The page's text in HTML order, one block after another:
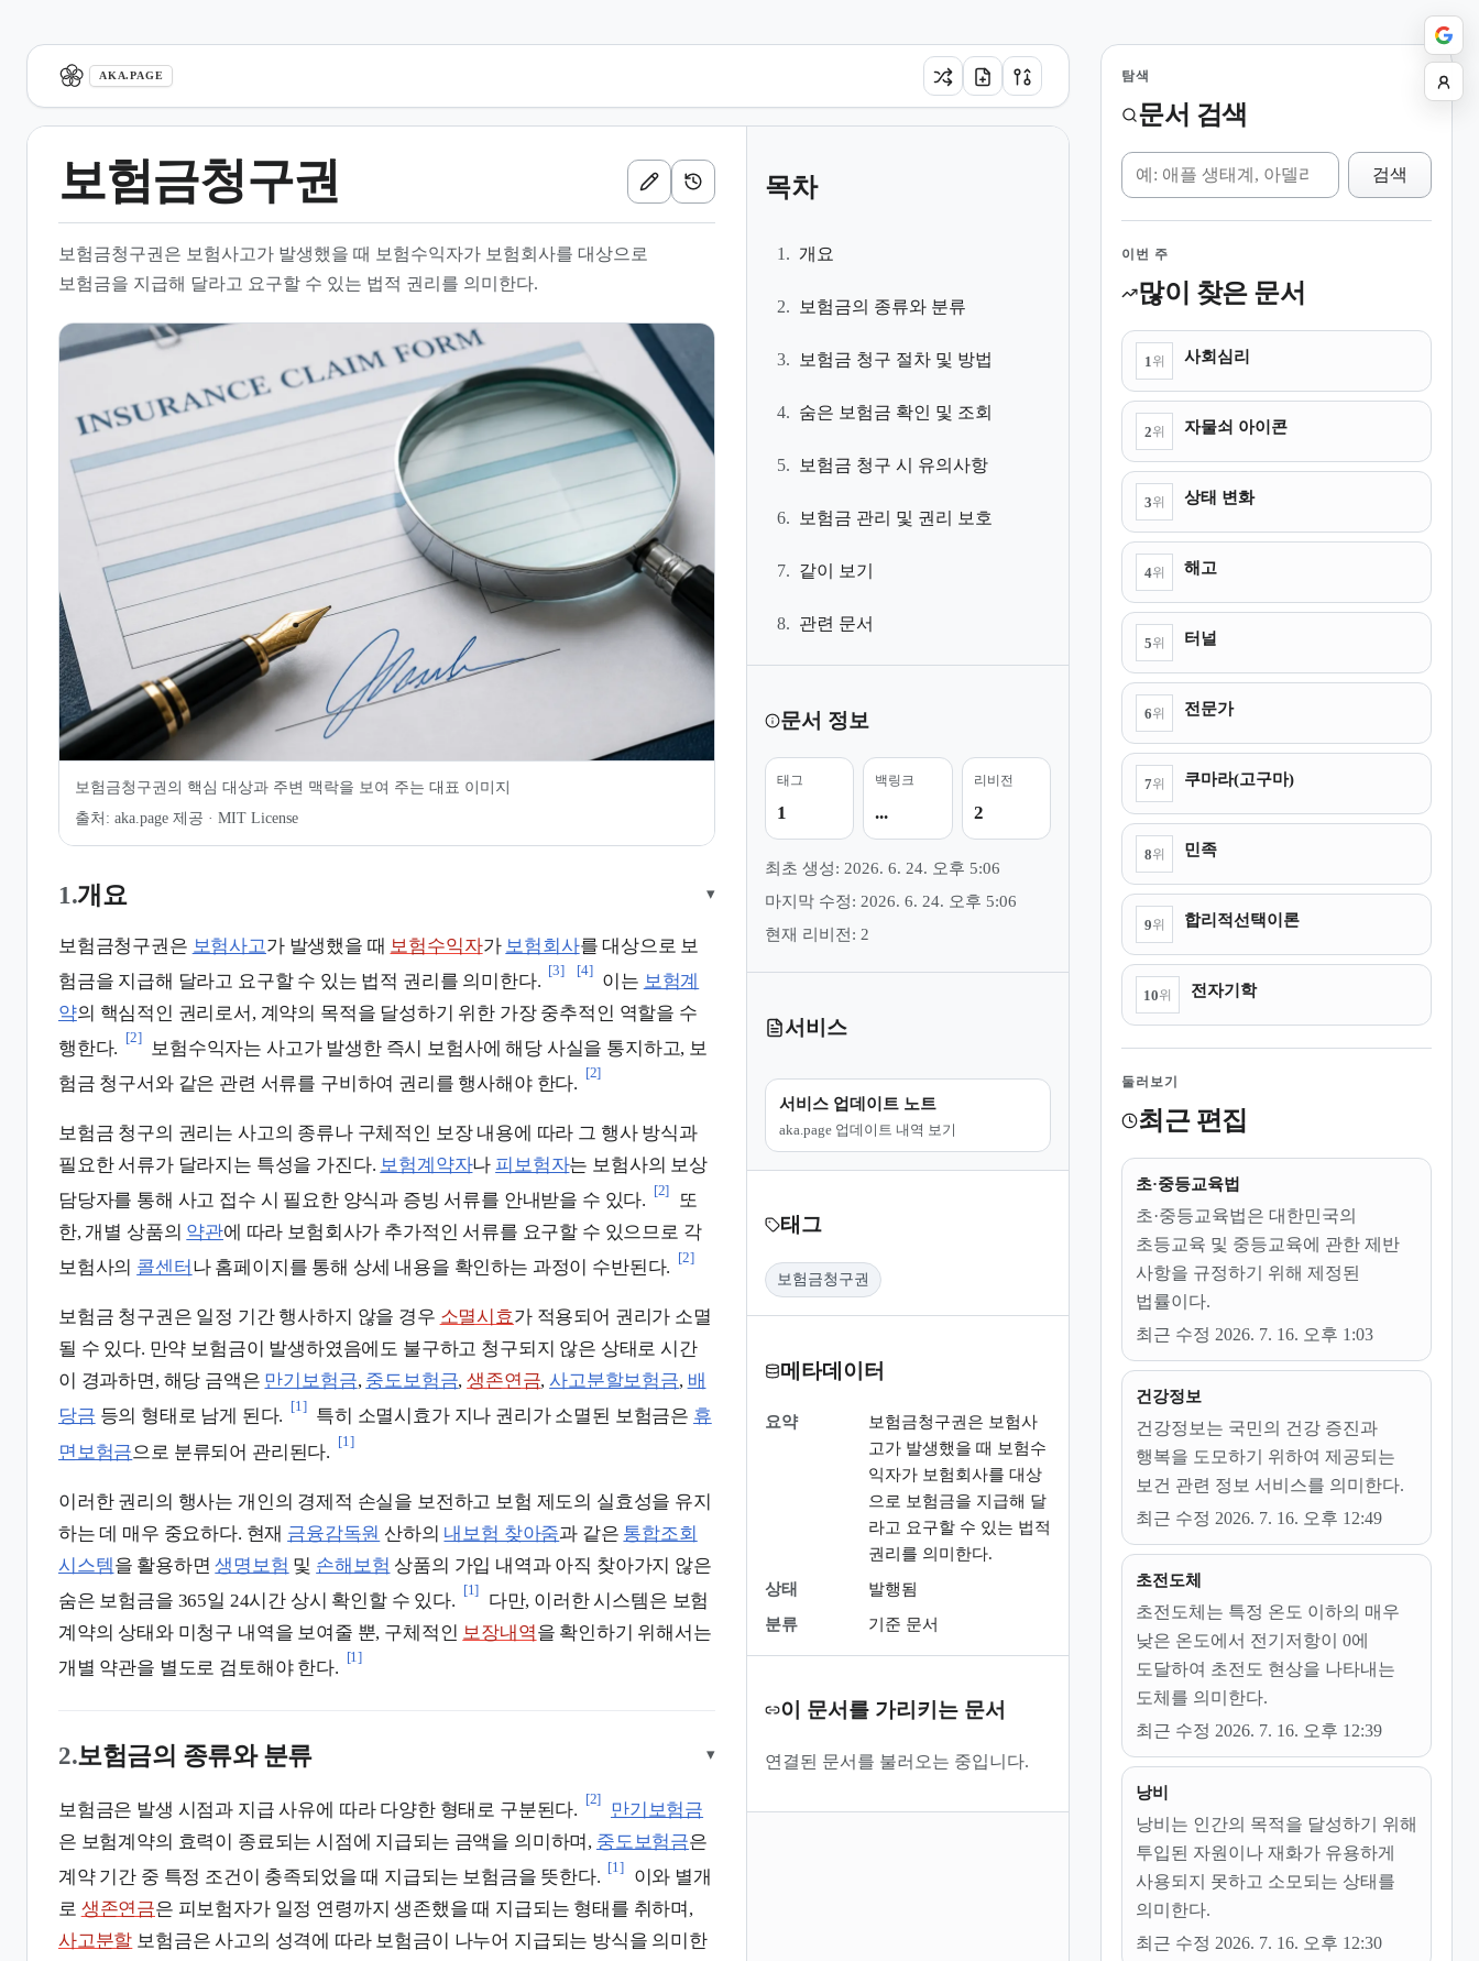
AKA.PAGE
보험금청구권
보험금청구권은 보험사고가 발생했을 때 보험수익자가 보험회사를 대상으로
보험금을 지급해 달라고 요구할 수 있는 법적 권리를 의미한다.
보험금청구권의 핵심 대상과 주변 맥락을 보여 주는 대표 이미지
출처: aka.page 제공 · MIT License
1.개요 ▾
보험금청구권은 보험사고가 발생했을 때 보험수익자가 보험회사를 대상으로 보
험금을 지급해 달라고 요구할 수 있는 법적 권리를 의미한다.
[3] [4]
이는 보험계
약의 핵심적인 권리로서, 계약의 목적을 달성하기 위한 가장 중추적인 역할을 수
행한다.
[2]
보험수익자는 사고가 발생한 즉시 보험사에 해당 사실을 통지하고, 보
험금 청구서와 같은 관련 서류를 구비하여 권리를 행사해야 한다.
[2]
보험금 청구의 권리는 사고의 종류나 구체적인 보장 내용에 따라 그 행사 방식과
필요한 서류가 달라지는 특성을 가진다. 보험계약자나 피보험자는 보험사의 보상
담당자를 통해 사고 접수 시 필요한 양식과 증빙 서류를 안내받을 수 있다.
[2]
또
한, 개별 상품의 약관에 따라 보험회사가 추가적인 서류를 요구할 수 있으므로 각
보험사의 콜센터 나 홈페이지를 통해 상세 내용을 확인하는 과정이 수반된다.
[2]
보험금 청구권은 일정 기간 행사하지 않을 경우 소멸시효가 적용되어 권리가 소멸
될 수 있다. 만약 보험금이 발생하였음에도 불구하고 청구되지 않은 상태로 시간
이 경과하면, 해당 금액은 만기보험금, 중도보험금,생존연금,사고분할보험금, 배
당금 등의 형태로 남게 된다.
[1]
특히 소멸시효가 지나 권리가 소멸된 보험금은 휴
면보험금으로 분류되어 관리된다.
[1]
이러한 권리의 행사는 개인의 경제적 손실을 보전하고 보험 제도의 실효성을 유지
하는 데 매우 중요하다. 현재 금융감독원 산하의 내보험 찾아줌과 같은 통합조회
시스템을 활용하면생명보험 및 손해보험 상품의 가입 내역과 아직 찾아가지 않은
숨은 보험금을 365일 24시간 상시 확인할 수 있다.
[1]
다만, 이러한 시스템은 보험
계약의 상태와 미청구 내역을 보여줄 뿐, 구체적인 보장내역을 확인하기 위해서는
개별 약관을 별도로 검토해야 한다.
[1]
2.보험금의 종류와 분류 ▾
보험금은 발생 시점과 지급 사유에 따라 다양한 형태로 구분된다.
[2]
만기보험금
은 보험계약의 효력이 종료되는 시점에 지급되는 금액을 의미하며, 중도보험금은
계약 기간 중 특정 조건이 충족되었을 때 지급되는 보험금을 뜻한다.
[1]
이와 별개
로 생존연금은 피보험자가 일정 연령까지 생존했을 때 지급되는 형태를 취하며,
사고분할 보험금은 사고의 성격에 따라 보험금이 나누어 지급되는 방식을 의미한
목차
1. 개요
2. 보험금의 종류와 분류
3. 보험금 청구 절차 및 방법
4. 숨은 보험금 확인 및 조회
5. 보험금 청구 시 유의사항
6. 보험금 관리 및 권리 보호
7. 같이 보기
8. 관련 문서
문서 정보
태그
1
백링크
...
리비전
2
최초 생성: 2026. 6. 24. 오후 5:06
마지막 수정: 2026. 6. 24. 오후 5:06
현재 리비전: 2
서비스
서비스 업데이트 노트
aka.page 업데이트 내역 보기
태그
보험금청구권
메타데이터
요약
보험금청구권은 보험사
고가 발생했을 때 보험수
익자가 보험회사를 대상
으로 보험금을 지급해 달
라고 요구할 수 있는 법적
권리를 의미한다.
상태
발행됨
분류
기준 문서
이 문서를 가리키는 문서
연결된 문서를 불러오는 중입니다.
개요
보험금의 종류와 분류
보험금 청구 절차 및 방법
숨은 보험금 확인 및 조회
보험금 청구 시 유의사항
보험금 관리 및 권리 보호
같이 보기
관련 문서
탐색
문서 검색
위키 검색
검색
이번 주
많이 찾은 문서
1 위 사회심리
2위 자물쇠 아이콘
3위 상태 변화
4위 해고
5위 터널
6위 전문가
7위 쿠마라(고구마)
8위 민족
9위 합리적선택이론
10위 전자기학
둘러보기
최근 편집
초·중등교육법
초·중등교육법은 대한민국의
초등교육 및 중등교육에 관한 제반
사항을 규정하기 위해 제정된
법률이다.
최근 수정 2026. 7. 16. 오후 1:03
건강정보
건강정보는 국민의 건강 증진과
행복을 도모하기 위하여 제공되는
보건 관련 정보 서비스를 의미한다.
최근 수정 2026. 7. 16. 오후 12:49
초전도체
초전도체는 특정 온도 이하의 매우
낮은 온도에서 전기저항이 0에
도달하여 초전도 현상을 나타내는
도체를 의미한다.
최근 수정 2026. 7. 16. 오후 12:39
낭비
낭비는 인간의 목적을 달성하기 위해
투입된 자원이나 재화가 유용하게
사용되지 못하고 소모되는 상태를
의미한다.
최근 수정 2026. 7. 16. 오후 12:30